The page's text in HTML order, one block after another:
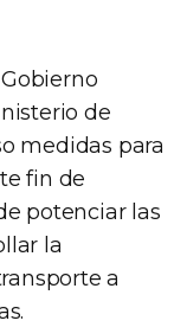
de
medidas para
fin de
potenciar las
la
a